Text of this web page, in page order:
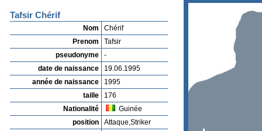
Tafsir Chérif
Nom
Chérif
Prenom
Tafsir
pseudonyme
-
date de naissance
19.06.1995
année de naissance
1995
taille
176
Nationalité
Guinée
position
Attaque,Striker